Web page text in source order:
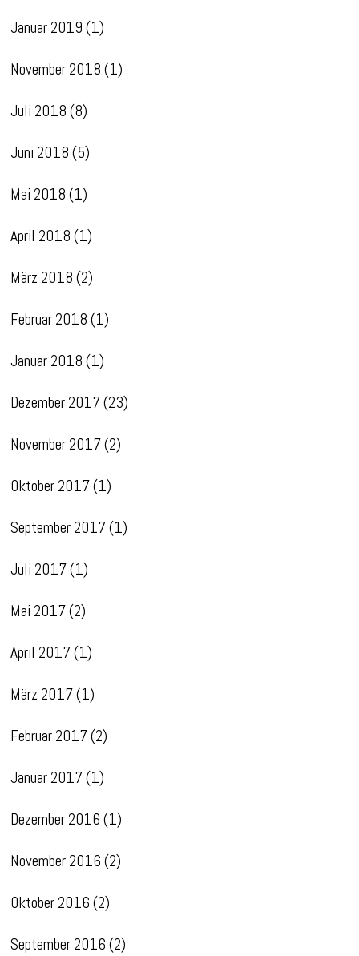
Januar 2019 (1)
November 2018 (1)
Juli 2018 (8)
Juni 2018 (5)
Mai 2018 (1)
April 2018 (1)
März 2018 (2)
Februar 2018 (1)
Januar 2018 (1)
Dezember 2017(23)
November 2017(2)
Oktober 2017(1)
September 2017(1)
Juli 2017(1)
Mai 2017(2)
April 2017(1)
März 2017(1)
Februar 2017(2)
Januar 2017(1)
Dezember 2016 (1)
November 2016 (2)
Oktober 2016 (2)
September 2016 (2)